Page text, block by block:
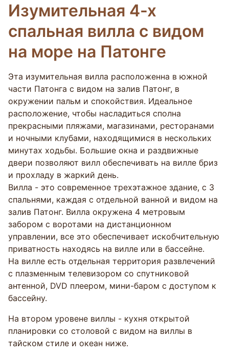
Изумительная 4-х
спальная вилла с видом
на море на Патонге
Эта изумительная вилла расположенна в южной
части Патонга с видом на залив Патонг, в
окружении пальм и спокойствия. Идеальное
расположение, чтобы насладиться сполна
прекрасными пляжами, магазинами, ресторанами
и ночными клубами, находящимися в нескольких
минутах ходьбы. Большие окна и раздвижные
двери позволяют вилл обеспечивать на вилле бриз
и прохладу в жаркий день.
Вилла - это современное трехэтажное здание, с 3
спальнями, каждая с отдельной ванной и видом на
залив Патонг. Вилла окружена 4 метровым
забором с воротами на дистанционном
управлении, все это обеспечивает искобчительную
приватность находясь на вилле или в бассейне.
На вилле есть отдельная территория развлечений
с плазменным телевизором со спутниковой
антенной, DVD плеером, мини-баром с доступом к
бассейну.
На втором уровене виллы - кухня открытой
планировки со столовой с видом на виллы в
тайском стиле и океан ниже.